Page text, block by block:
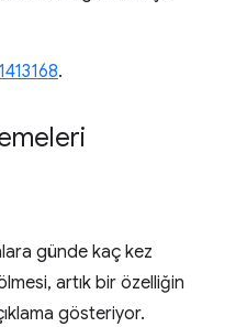
1413168.
günde kaç kez
artık bir özelliğin
gösteriyor.